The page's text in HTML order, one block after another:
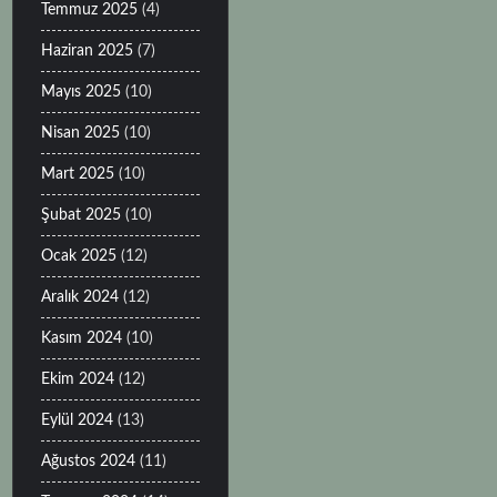
Temmuz 2025 (4)
Haziran 2025 (7)
Mayıs 2025 (10)
Nisan 2025 (10)
Mart 2025 (10)
Şubat 2025 (10)
Ocak 2025 (12)
Aralık 2024 (12)
Kasım 2024 (10)
Ekim 2024 (12)
Eylül 2024 (13)
Ağustos 2024 (11)